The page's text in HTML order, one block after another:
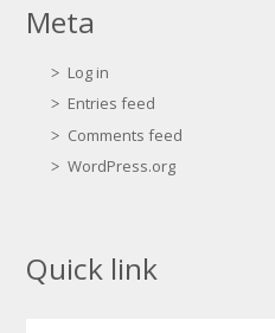
Meta
Log in
Entries feed
Comments feed
WordPress.org
Quick link